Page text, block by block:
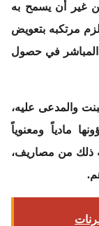
غير أن يسمح به
مرتكبه بتعويض
المباشر في حصول
والمدعى عليه،
مادياً ومعنوياً
ذلك من مصاريف،